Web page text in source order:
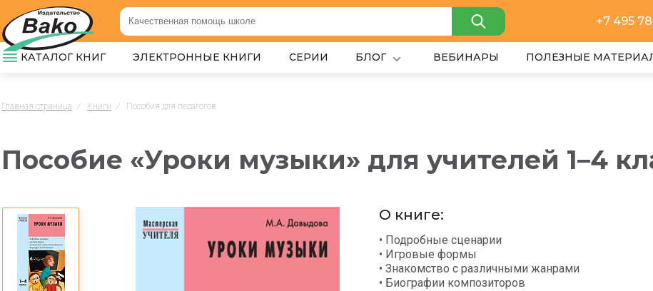
+7 495
КАТАЛОГ КНИГ ЭЛЕКТРОННЫЕ КНИГИ СЕРИИ БЛОГ ВЕБИНАРЫ ПОЛЕЗНЫЕ
Главная страница / Книги / Пособия для педагогов
Пособие «Уроки музыки» для учителей 1–4
О книге:
• Подробные сценарии
• Игровые формы
• Знакомство с различными жанрами
• Биографии композиторов